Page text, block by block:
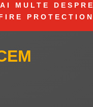
MULTE DESPRE
PROTECTION